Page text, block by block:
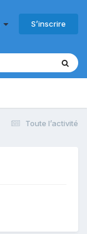
S’inscrire
Toute l’activité